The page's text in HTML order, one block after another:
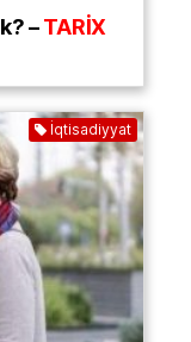
–TARİX
İqtisadiyyat